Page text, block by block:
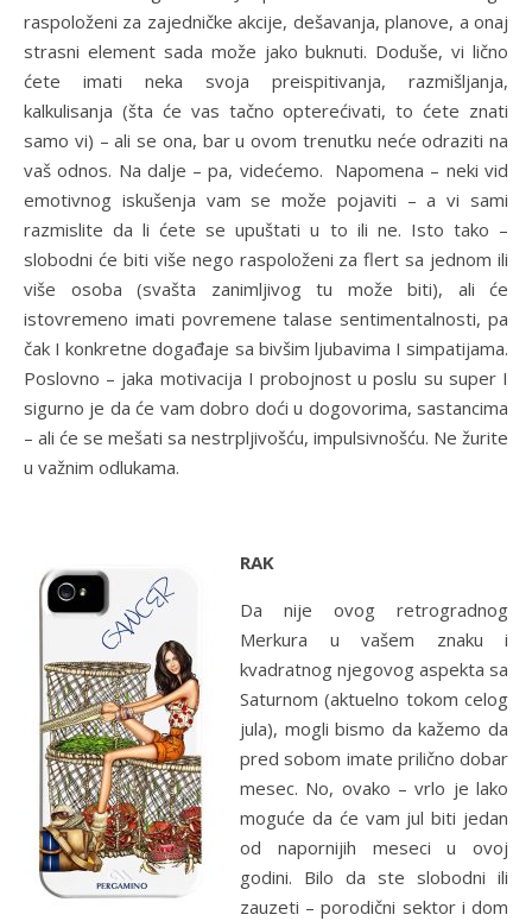
raspoloženi za zajedničke akcije, dešavanja, planove, a onaj
strasni element sada može jako buknuti. Doduše, vi lično
ćete imati neka svoja preispitivanja, razmišljanja,
kalkulisanja (šta će vas tačno opterećivati, to ćete znati
samo vi) – ali se ona, bar u ovom trenutku neće odraziti na
vaš odnos. Na dalje – pa, videćemo. Napomena – neki vid
emotivnog iskušenja vam se može pojaviti – a vi sami
razmislite da li ćete se upuštati u to ili ne. Isto tako –
slobodni će biti više nego raspoloženi za flert sa jednom ili
više osoba (svašta zanimljivog tu može biti), ali će
istovremeno imati povremene talase sentimentalnosti, pa
čak I konkretne događaje sa bivšim ljubavima I simpatijama.
Poslovno – jaka motivacija I probojnost u poslu su super I
sigurno je da će vam dobro doći u dogovorima, sastancima
– ali će se mešati sa nestrpljivošću, impulsivnošću. Ne žurite
u važnim odlukama.
RAK
Da nije ovog retrogradnog
Merkura u vašem znaku i
kvadratnog njegovog aspekta sa
Saturnom (aktuelno tokom celog
jula), mogli bismo da kažemo da
pred sobom imate prilično dobar
mesec. No, ovako – vrlo je lako
moguće da će vam jul biti jedan
od napornijih meseci u ovoj
godini. Bilo da ste slobodni ili
zauzeti – porodični sektor i dom